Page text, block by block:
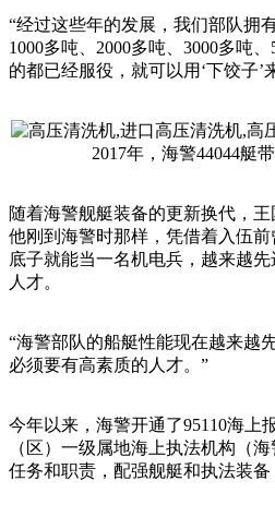
“经过这些年的发展，我们部队拥
1000多吨、2000多吨、3000多吨
的都已经服役，就可以用‘下饺子’
2017年，海警44044艇
随着海警舰艇装备的更新换代，
他刚到海警时那样，凭借着入伍
底子就能当一名机电兵，越来越
人才。
“海警部队的船艇性能现在越来越
必须要有高素质的人才。”
今年以来，海警开通了95110海上
（区）一级属地海上执法机构（
任务和职责，配强舰艇和执法装备